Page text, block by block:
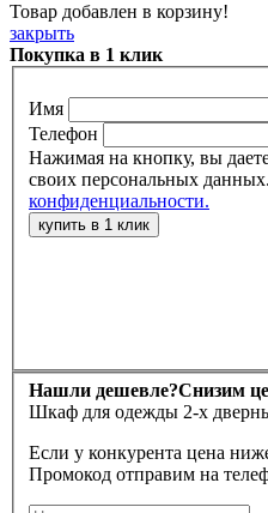
Товар добавлен в корзину!
закрыть
Покупка в 1 клик
Имя
Телефон
Нажимая на кнопку, вы
своих персональных данных.
конфиденциальности.
Нашли дешевле?Снизим
Шкаф для одежды 2-х
Если у конкурента цена
Промокод отправим